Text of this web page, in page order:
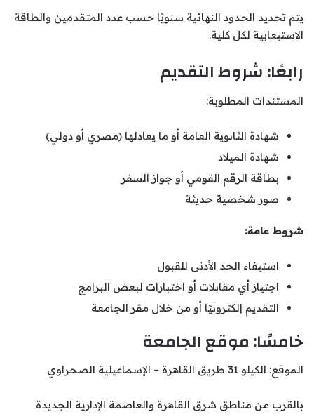
يتم تحديد الحدود النهائية سنويًا حسب عدد المتقدمين والطاقة
الاستيعابية لكل كلية.
رابعًا: شروط التقديم
المستندات المطلوبة:
شهادة الثانوية العامة أو ما يعادلها (مصري أو دولي)
شهادة الميلاد
بطاقة الرقم القومي أو جواز السفر
صور شخصية حديثة
شروط عامة:
استيفاء الحد الأدنى للقبول
اجتياز أي مقابلات أو اختبارات لبعض البرامج
التقديم إلكترونيًا أو من خلال مقر الجامعة
خامسًا: موقع الجامعة
الموقع: الكيلو 31 طريق القاهرة – الإسماعيلية الصحراوي
بالقرب من مناطق شرق القاهرة والعاصمة الإدارية الجديدة